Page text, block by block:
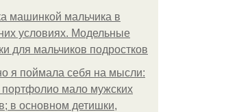
машинкой мальчика в
условиях. Модельные
для мальчиков подростков
я поймала себя на мысли:
мало мужских
в основном детишки,